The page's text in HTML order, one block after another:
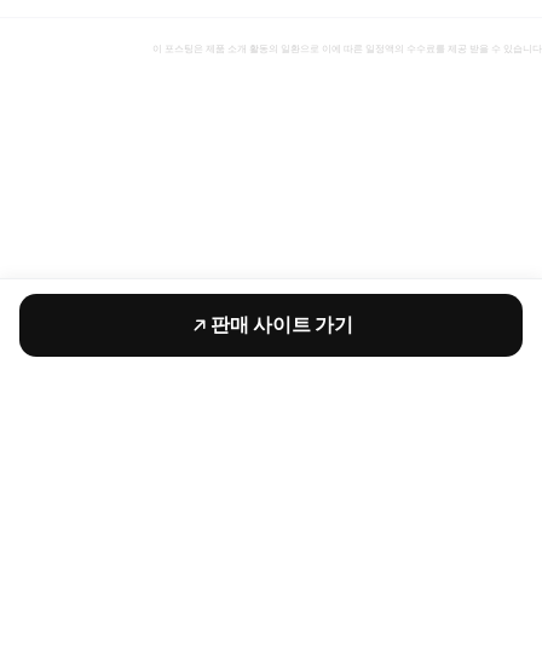
이 포스팅은 제품 소개 활동의 일환으로 이에 따른 일정액의 수수료를 제공 받을 수 있습니다
판매 사이트 가기